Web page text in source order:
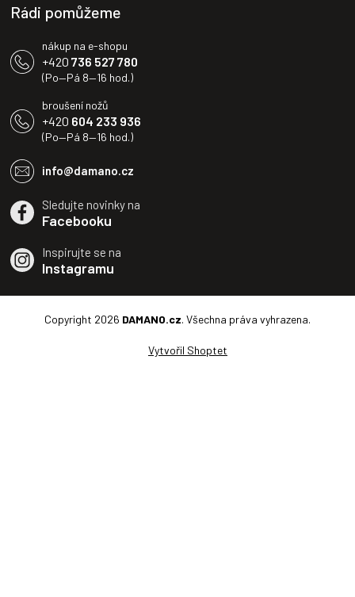
Rádi pomůžeme
nákup na e-shopu
+420 736 527 780
(Po—Pá 8—16 hod.)
broušení nožů
+420 604 233 936
(Po—Pá 8—16 hod.)
info@damano.cz
Sledujte novinky na
Facebooku
Inspirujte se na
Instagramu
Vytvořil Shoptet
Copyright 2026 DAMANO.cz. Všechna práva vyhrazena.